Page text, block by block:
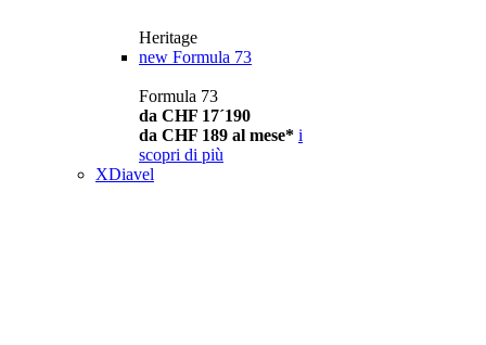
Heritage
new Formula 73
Formula 73
da CHF 17´190
da CHF 189 al mese* i
scopri di più
XDiavel